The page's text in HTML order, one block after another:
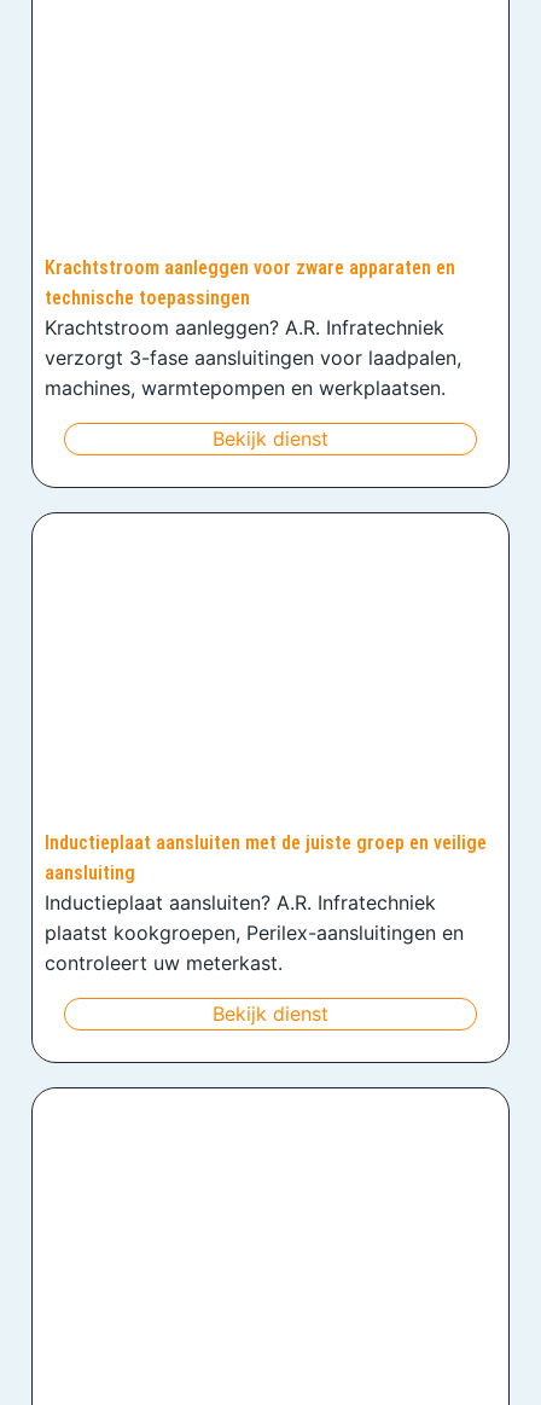
Krachtstroom aanleggen voor zware apparaten en
technische toepassingen
Krachtstroom aanleggen? A.R. Infratechniek
verzorgt 3-fase aansluitingen voor laadpalen,
machines, warmtepompen en werkplaatsen.
Bekijk dienst
Inductieplaat aansluiten met de juiste groep en veilige
aansluiting
Inductieplaat aansluiten? A.R. Infratechniek
plaatst kookgroepen, Perilex-aansluitingen en
controleert uw meterkast.
Bekijk dienst